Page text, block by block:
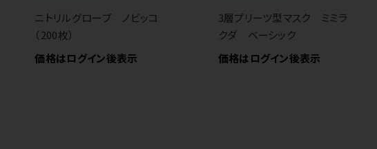
ニトリルグローブ ノビッコ
（200枚）
価格はログイン後表示
3層プリーツ型マスク ミミラ
クダ ベーシック
価格はログイン後表示